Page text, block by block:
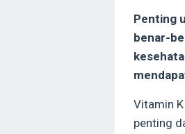
Penting
benar-
Vitamin
penting